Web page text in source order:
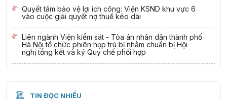
Quyết tâm bảo vệ lợi ích công: Viện KSND khu vực 6
vào cuộc giải quyết nợ thuế kéo dài
Liên ngành Viện kiểm sát - Tòa án nhân dân thành phố
Hà Nội tổ chức phiên họp trù bị nhằm chuẩn bị Hội
nghị tổng kết và ký Quy chế phối hợp
TIN ĐỌC NHIỀU